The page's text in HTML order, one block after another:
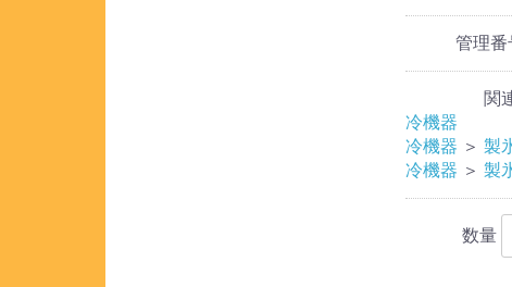
管理番
関
冷機器
冷機器 ＞ 製
冷機器 ＞ 製
数量